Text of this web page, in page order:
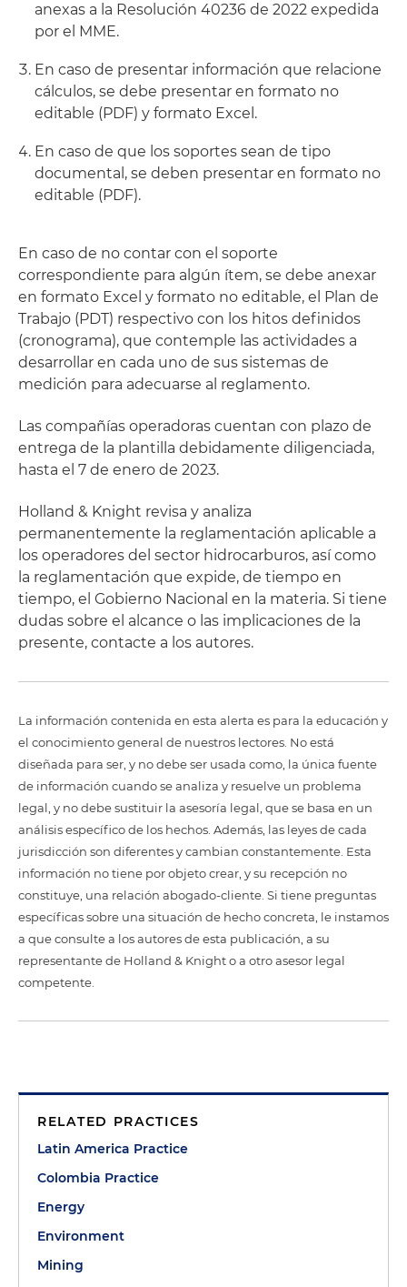
anexas a la Resolución 40236 de 2022 expedida
por el MME.
En caso de presentar información que relacione
cálculos, se debe presentar en formato no
editable (PDF) y formato Excel.
En caso de que los soportes sean de tipo
documental, se deben presentar en formato no
editable (PDF).
En caso de no contar con el soporte
correspondiente para algún ítem, se debe anexar
en formato Excel y formato no editable, el Plan de
Trabajo (PDT) respectivo con los hitos definidos
(cronograma), que contemple las actividades a
desarrollar en cada uno de sus sistemas de
medición para adecuarse al reglamento.
Las compañías operadoras cuentan con plazo de
entrega de la plantilla debidamente diligenciada,
hasta el 7 de enero de 2023.
Holland & Knight revisa y analiza
permanentemente la reglamentación aplicable a
los operadores del sector hidrocarburos, así como
la reglamentación que expide, de tiempo en
tiempo, el Gobierno Nacional en la materia. Si tiene
dudas sobre el alcance o las implicaciones de la
presente, contacte a los autores.
La información contenida en esta alerta es para la educación y
el conocimiento general de nuestros lectores. No está
diseñada para ser, y no debe ser usada como, la única fuente
de información cuando se analiza y resuelve un problema
legal, y no debe sustituir la asesoría legal, que se basa en un
análisis específico de los hechos. Además, las leyes de cada
jurisdicción son diferentes y cambian constantemente. Esta
información no tiene por objeto crear, y su recepción no
constituye, una relación abogado-cliente. Si tiene preguntas
específicas sobre una situación de hecho concreta, le instamos
a que consulte a los autores de esta publicación, a su
representante de Holland & Knight o a otro asesor legal
competente.
RELATED PRACTICES
Latin America Practice
Colombia Practice
Energy
Environment
Mining